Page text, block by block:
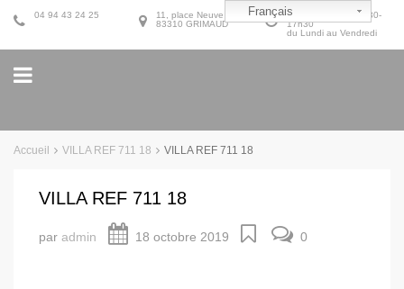
9h30-12h30 et 14h30-
17h30
du Lundi au Vendredi
11, place Neuve
83310 GRIMAUD
04 94 43 24 25
Accueil VILLA REF 711 18 VILLA REF 711 18
VILLA REF 711 18
par admin 18 octobre 2019 0
Français